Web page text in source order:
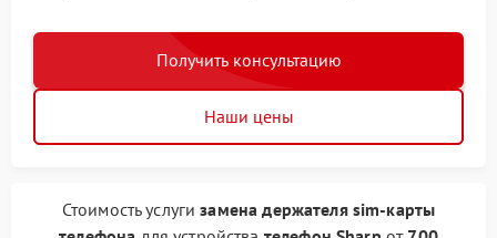
Получить консультацию
Наши цены
Стоимость услугизамена держателя sim-карты